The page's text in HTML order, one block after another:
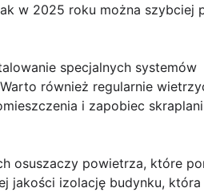
w 2025 roku można szybciej
specjalnych systemów
również regularnie
i zapobiec
osuszaczy powietrza, które
jakości izolację budynku,